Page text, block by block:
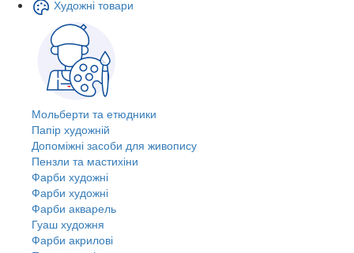
Художні товари
Мольберти та етюдники
Папір художній
Допоміжні засоби для живопису
Пензли та мастихіни
Фарби художні
Фарби художні
Фарби акварель
Гуаш художня
Фарби акрилові